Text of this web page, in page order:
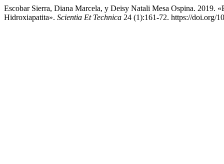
Escobar Sierra, Diana Marcela, y Deisy Natali Mesa Ospina. 2019.
Hidroxiapatita». Scientia Et Technica 24 (1):161-72. https://doi.org/